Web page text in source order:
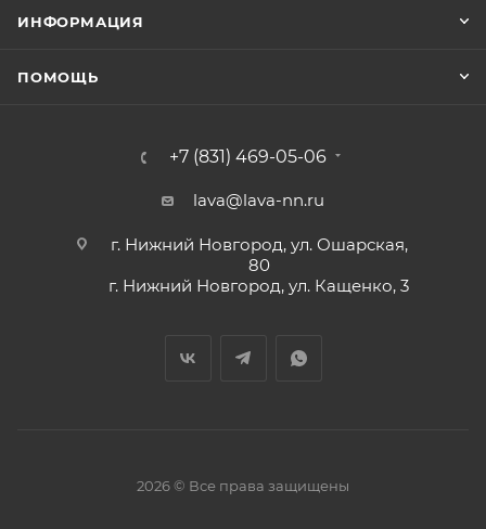
ИНФОРМАЦИЯ
ПОМОЩЬ
+7 (831) 469-05-06
lava@lava-nn.ru
г. Нижний Новгород, ул. Ошарская,
80
г. Нижний Новгород, ул. Кащенко, 3
2026 © Все права защищены